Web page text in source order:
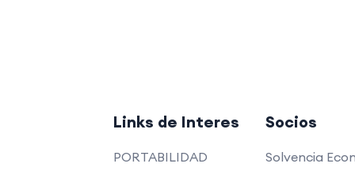
Links de Interes
PORTABILIDAD
Socios
Solvencia